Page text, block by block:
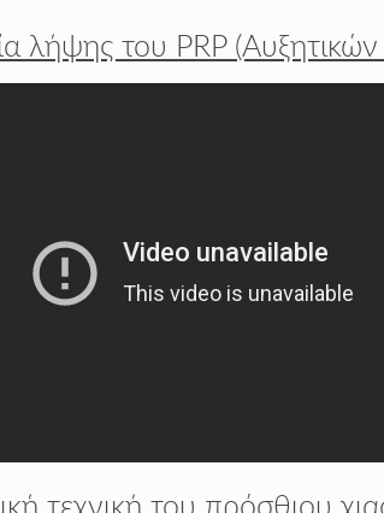
λήψης του PRP